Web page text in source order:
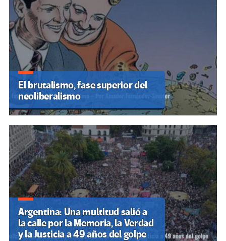
El brutalismo, fase superior del
neoliberalismo
Argentina: Una multitud salió a
la calle por la Memoria, la Verdad
y la Justicia a 49 años del golpe